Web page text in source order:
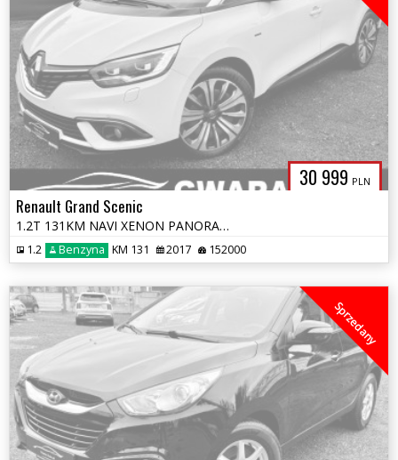
30 999 PLN
Renault Grand Scenic
1.2T 131KM NAVI XENON PANORAMA SKÓRY MASAŻE HUD Grz.Fotele BOSE 2xPDC
1.2 Benzyna KM 131 2017 152000
Sprzedany